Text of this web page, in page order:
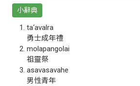
小辭典
ta‘avalra
勇士成年禮
molapangolai
祖靈祭
asavasavahe
男性青年